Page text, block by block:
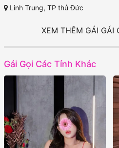
Linh Trung, TP thủ Đức
XEM THÊM GÁI GÁI
Gái Gọi Các Tỉnh Khác